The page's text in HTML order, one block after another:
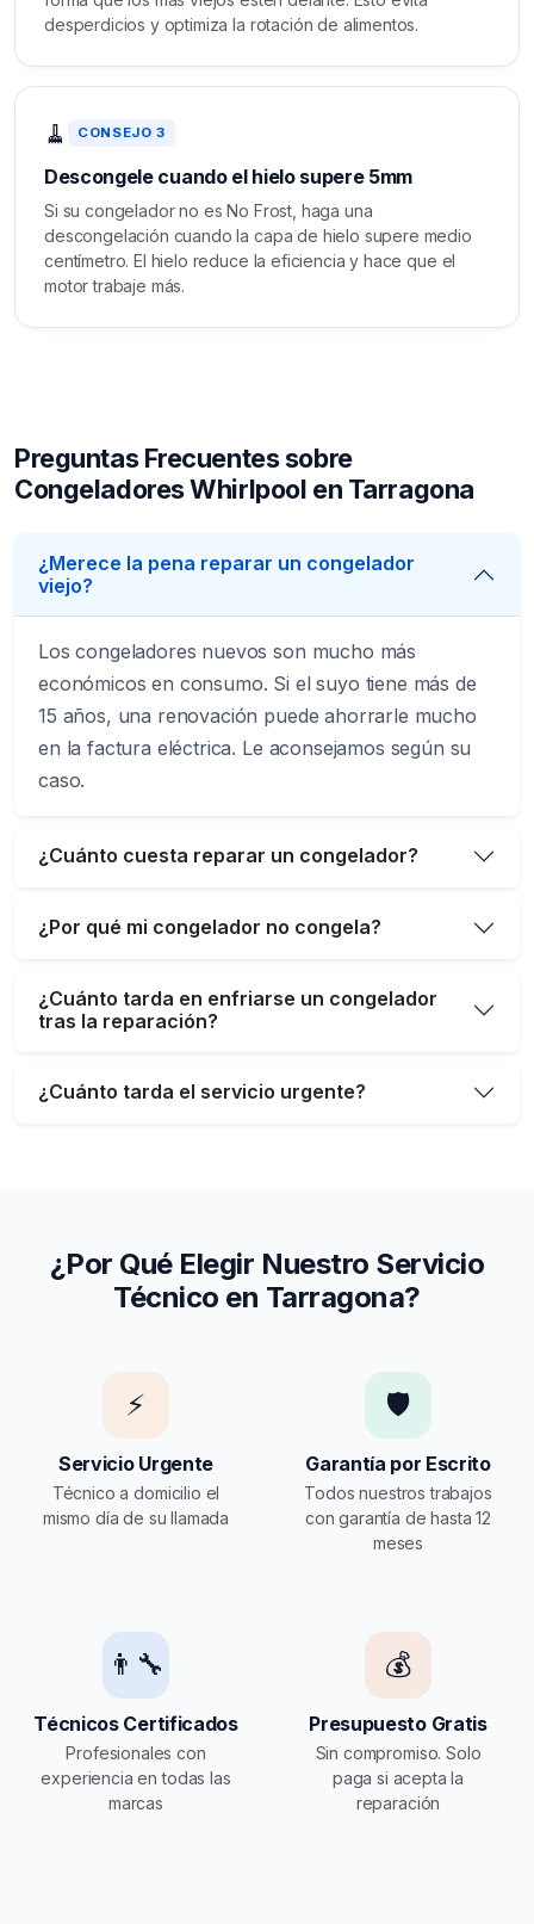
desperdicios y optimiza la rotación de alimentos.
🧹 CONSEJO 3
Descongele cuando el hielo supere 5mm
Si su congelador no es No Frost, haga una
descongelación cuando la capa de hielo supere medio
centímetro. El hielo reduce la eficiencia y hace que el
motor trabaje más.
Preguntas Frecuentes sobre
Congeladores Whirlpool en Tarragona
¿Merece la pena reparar un congelador
viejo?
Los congeladores nuevos son mucho más
económicos en consumo. Si el suyo tiene más de
15 años, una renovación puede ahorrarle mucho
en la factura eléctrica. Le aconsejamos según su
caso.
¿Cuánto cuesta reparar un congelador?
¿Por qué mi congelador no congela?
¿Cuánto tarda en enfriarse un congelador
tras la reparación?
¿Cuánto tarda el servicio urgente?
¿Por Qué Elegir Nuestro Servicio
Técnico en Tarragona?
⚡
Servicio Urgente
Técnico a domicilio el
mismo día de su llamada
🛡️
Garantía por Escrito
Todos nuestros trabajos
con garantía de hasta 12
meses
👨‍🔧
Técnicos Certificados
Profesionales con
experiencia en todas las
marcas
💰
Presupuesto Gratis
Sin compromiso. Solo
paga si acepta la
reparación